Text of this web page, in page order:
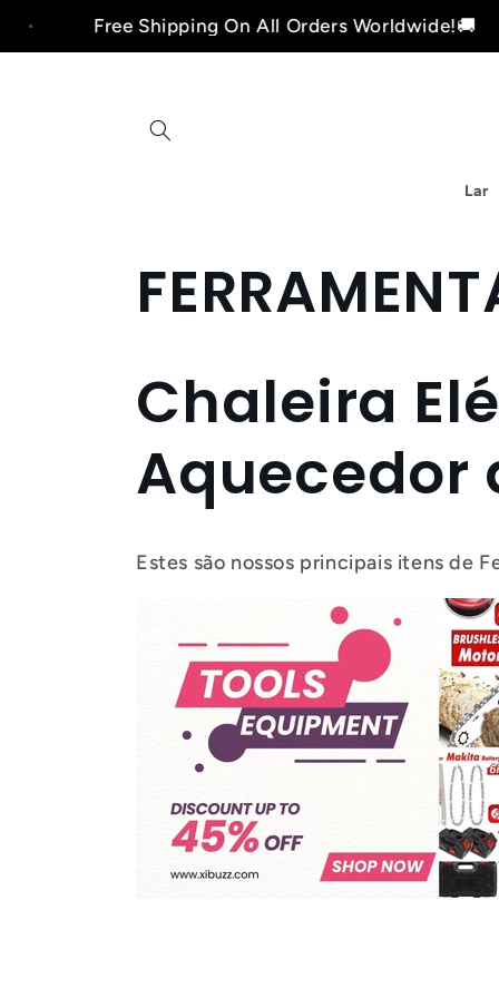
para oFree Shipping On All Orders Worldwide!🚚
Lar
C
o
l
e
ç
Chaleira
Aquecedor
Estes são nossos principais itens de